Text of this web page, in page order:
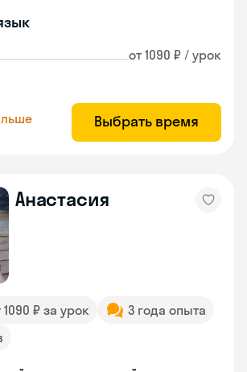
от 1090 ₽ / урок
Выбрать время
Анастасия
1090 ₽ за урок
3 года опыта